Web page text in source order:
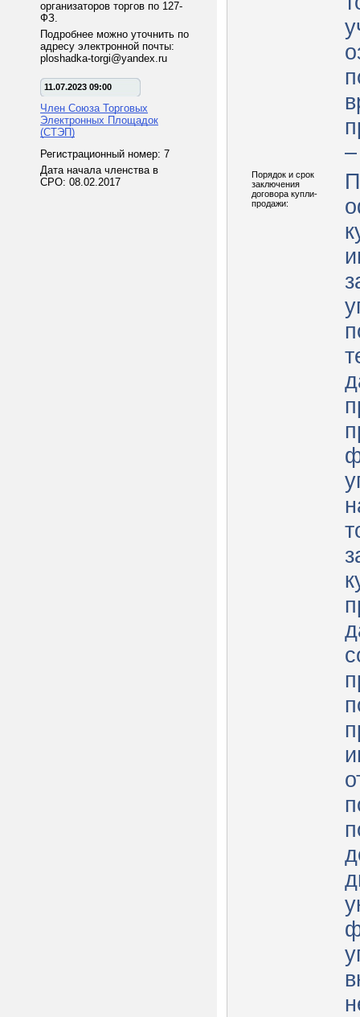
организаторов торгов по 127-
ФЗ.
Подробнее можно уточнить по
адресу электронной почты:
ploshadka-torgi@yandex.ru
11.07.2023 09:00
Член Союза Торговых
Электронных Площадок
(СТЭП)
Регистрационный номер: 7
Дата начала членства в
СРО: 08.02.2017
Порядок и срок
заключения
договора купли-
продажи: